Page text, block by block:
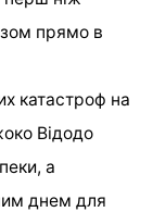
прямо в
катастроф на
Відодо
а
днем ​​для